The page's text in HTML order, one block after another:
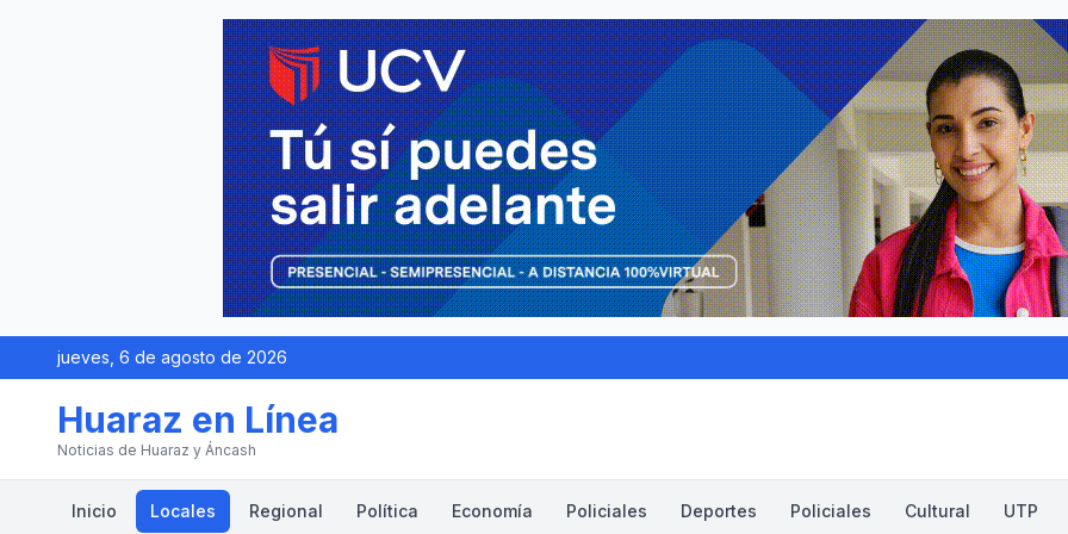
jueves, 6 de agosto de 2026
Huaraz en Línea
Noticias de Huaraz y Áncash
Inicio Locales Regional Política Economía Policiales Deportes Policiales Cultural UTP